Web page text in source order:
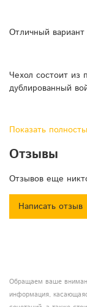
Отличный
Чехол состоит из
дублированный
В переднюю и
По бокам имеются
сверху отверстие
Показать
Отзывы
Отзывов еще
Написать отзыв
Обращаем ваше
информация,